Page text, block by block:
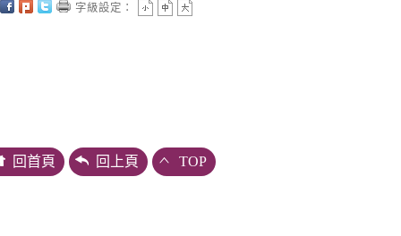
字級設定：
回首頁 回上頁 TOP